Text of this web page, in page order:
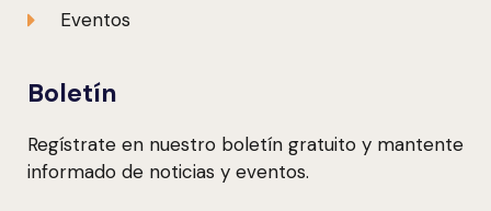
Eventos
Boletín
Regístrate en nuestro boletín gratuito y mantente
informado de noticias y eventos.